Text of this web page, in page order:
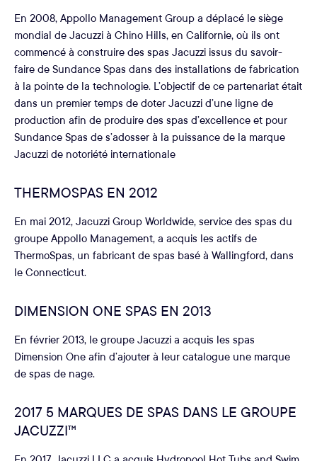
En 2008, Appollo Management Group a déplacé le siège
mondial de Jacuzzi à Chino Hills, en Californie, où ils ont
commencé à construire des spas Jacuzzi issus du savoir-
faire de Sundance Spas dans des installations de fabrication
à la pointe de la technologie. L’objectif de ce partenariat était
dans un premier temps de doter Jacuzzi d’une ligne de
production afin de produire des spas d’excellence et pour
Sundance Spas de s’adosser à la puissance de la marque
Jacuzzi de notoriété internationale
THERMOSPAS EN 2012
En mai 2012, Jacuzzi Group Worldwide, service des spas du
groupe Appollo Management, a acquis les actifs de
ThermoSpas, un fabricant de spas basé à Wallingford, dans
le Connecticut.
DIMENSION ONE SPAS EN 2013
En février 2013, le groupe Jacuzzi a acquis les spas
Dimension One afin d’ajouter à leur catalogue une marque
de spas de nage.
2017 5 MARQUES DE SPAS DANS LE GROUPE
JACUZZI™